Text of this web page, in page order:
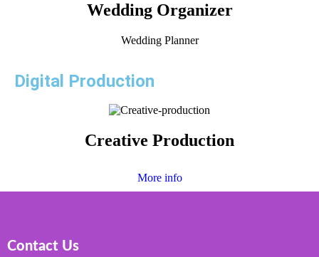
Wedding Organizer
Wedding Planner
Digital Production
Creative Production
More info
Contact Us